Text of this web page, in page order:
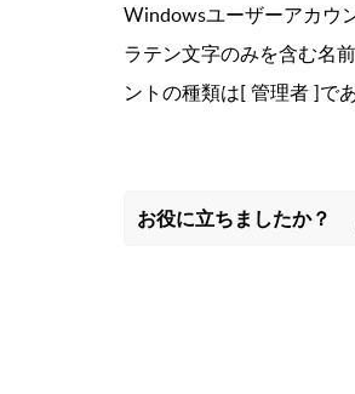
Windowsユーザーアカウ
ラテン文字のみを含む名
ントの種類は[ 管理者 ]で
お役に立ちましたか？